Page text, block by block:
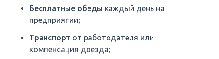
Бесплатные обеды каждый день на
предприятии;
Транспорт от работодателя или
компенсация доезда;